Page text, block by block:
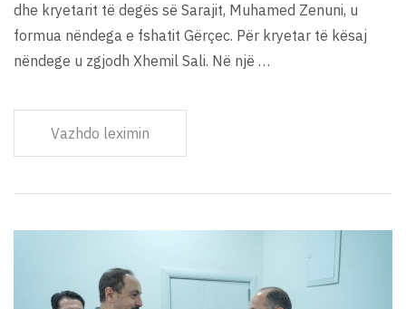
dhe kryetarit të degës së Sarajit, Muhamed Zenuni, u
formua nëndega e fshatit Gërçec. Për kryetar të kësaj
nëndege u zgjodh Xhemil Sali. Në një …
Vazhdo leximin